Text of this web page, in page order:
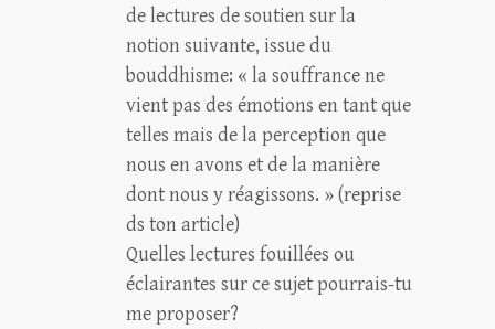
de lectures de soutien sur la
notion suivante, issue du
bouddhisme: « la souffrance ne
vient pas des émotions en tant que
telles mais de la perception que
nous en avons et de la manière
dont nous y réagissons. » (reprise
ds ton article)
Quelles lectures fouillées ou
éclairantes sur ce sujet pourrais-tu
me proposer?